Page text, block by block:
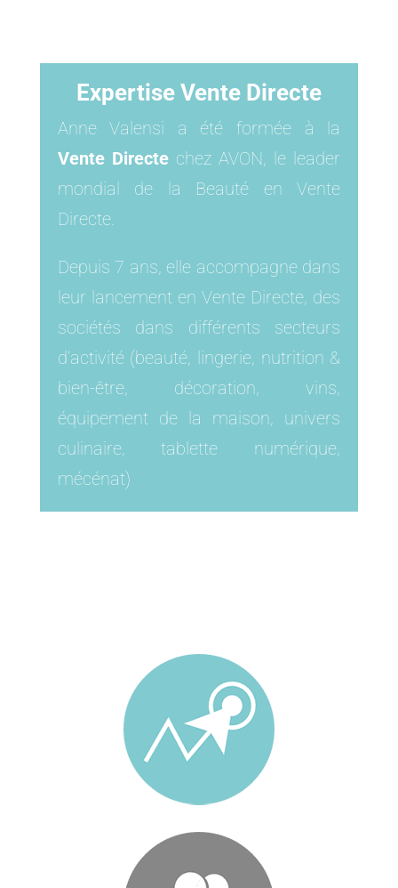
Expertise Vente Directe
Anne Valensi a été formée à la
Vente Directe chez AVON, le leader
mondial de la Beauté en Vente
Directe.
Depuis 7 ans, elle accompagne dans
leur lancement en Vente Directe, des
sociétés dans différents secteurs
d’activité (beauté, lingerie, nutrition &
bien-être, décoration, vins,
équipement de la maison, univers
culinaire, tablette numérique,
mécénat)